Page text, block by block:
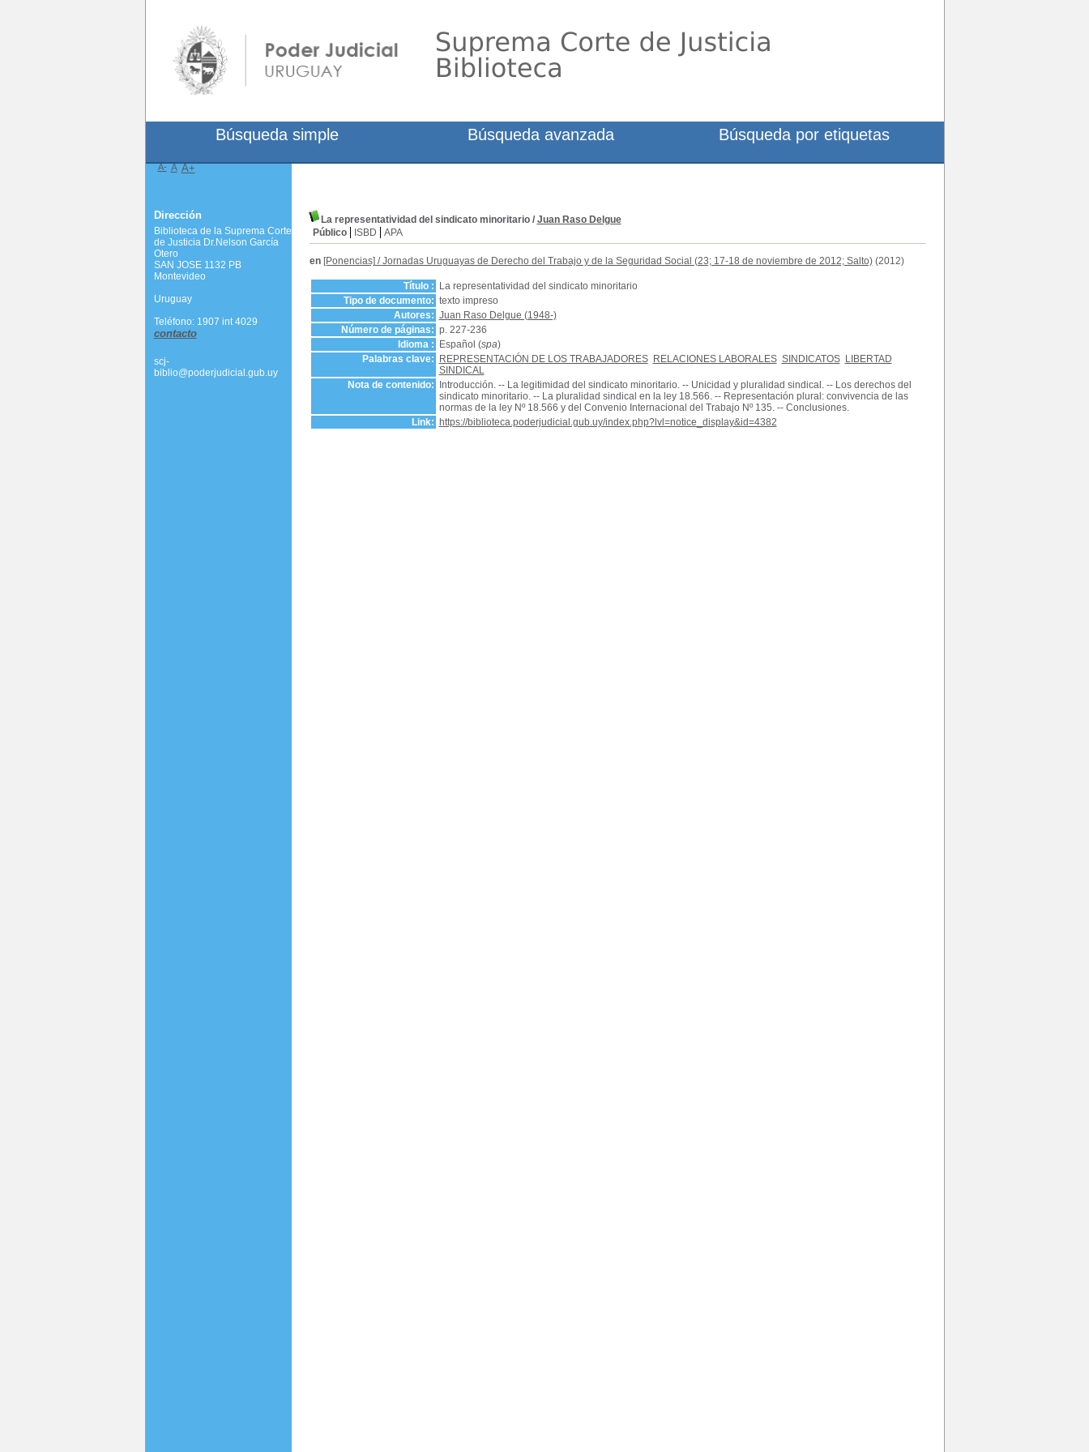
La representatividad del sindicato minoritario/ Juan Raso Delgue
Público
ISBD APA
en [Ponencias] /Jornadas Uruguayas de Derecho del Trabajo y de la Seguridad Social (23; 17-18 de noviembre de 2012; Salto)(2012)
Título :
La representatividad del sindicato minoritario
Tipo de documento: texto impreso
Autores: Juan Raso Delgue (1948-)
Número de páginas: p. 227-236
Idioma :
Español (spa)
Palabras clave:
REPRESENTACIÓN DE LOS TRABAJADORES RELACIONES LABORALES SINDICATOS
LIBERTAD
SINDICAL
Nota de contenido:
Introducción. -- La legitimidad del sindicato minoritario. -- Unicidad y pluralidad sindical. -- Los derechos del
sindicato minoritario. -- La pluralidad sindical en la ley 18.566. -- Representación plural: convivencia de las
normas de la ley Nº 18.566 y del Convenio Internacional del Trabajo Nº 135. -- Conclusiones.
Link:
https://biblioteca.poderjudicial.gub.uy/index.php?lvl=notice_display&id=4382
Búsqueda simple Búsqueda avanzada Búsqueda por etiquetas
A- A A+
Dirección
Biblioteca de la Suprema Corte
de Justicia Dr.Nelson García
Otero
SAN JOSE 1132 PB
Montevideo
Uruguay
Teléfono: 1907 int 4029
contacto
scj-
biblio@poderjudicial.gub.uy